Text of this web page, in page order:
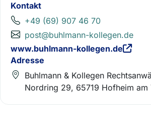
Kontakt
+49 (69) 907 46 70
post@buhlmann-kollegen.de
www.buhlmann-kollegen.de
Adresse
Buhlmann & Kollegen
Nordring 29, 65719 Hofheim am